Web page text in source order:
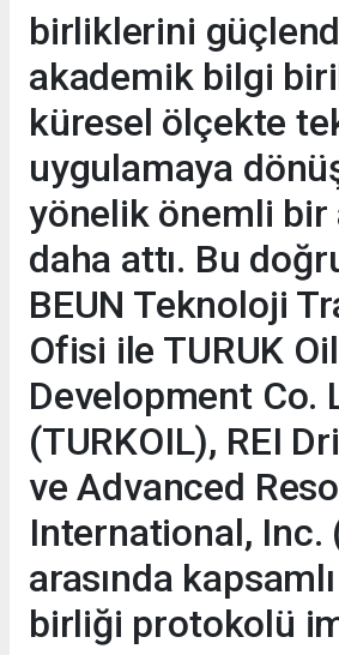
birliklerini
akademik bilgi
küresel ölçekte
uygulamaya
yönelik önemli bir
daha attı. Bu
BEUN Teknoloji
Ofisi ile TURUK
Development Co.
(TURKOIL), REI
ve Advanced
International, Inc.
arasında
birliği protokolü